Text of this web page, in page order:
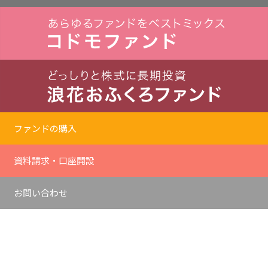
ファンドの購入
資料請求・口座開設
お問い合わせ